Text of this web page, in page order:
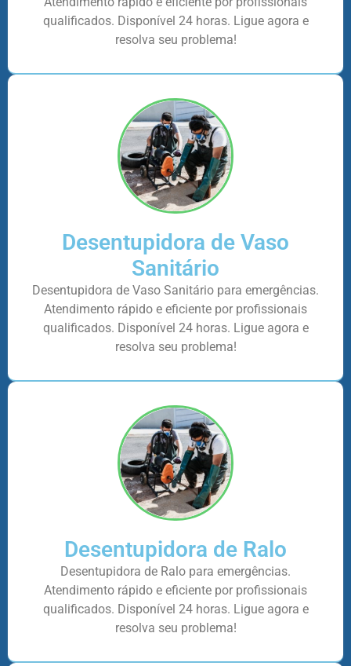
qualificados. Disponível 24 horas. Ligue agora e
resolva seu problema!
Desentupidora de Vaso
Sanitário
Desentupidora de Vaso Sanitário para emergências.
Atendimento rápido e eficiente por profissionais
qualificados. Disponível 24 horas. Ligue agora e
resolva seu problema!
Desentupidora de Ralo
Desentupidora de Ralo para emergências.
Atendimento rápido e eficiente por profissionais
qualificados. Disponível 24 horas. Ligue agora e
resolva seu problema!